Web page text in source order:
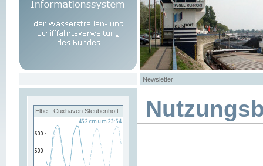
Newsletter
Elbe - Cuxhaven Steubenhöft